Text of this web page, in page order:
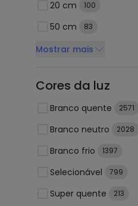
20 cm 100
50 cm 83
Mostrar mais
Cores da luz
Branco quente 2571
Branco neutro 2028
Branco frio 1397
Selecionável 799
Super quente 213